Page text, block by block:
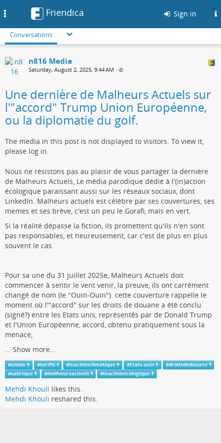
Friendica Sign in
Conversations
n816 Media
Saturday, August 2, 2025, 9:44 AM •
Une dernière de Malheurs Actuels sur
l'"accord" Trump Union Européenne,
ou la diplomatie du golf.
The media in this post is not displayed to visitors. To view it,
please log in.
Nous ne résistons pas au plaisir de vous partager la dernière
de Malheurs Actuels, Le média parodique dédié à l'(in)action
écologique paraissant aussi sur les réseaux sociaux, dont
LinkedIn. Malheurs actuels est célèbre par ses couvertures, ses
memes et ses brève, c'est un peu le Gorafi, mais en vert.
Si la réalité dépasse la fiction, ils promettent qu'ils n'en sont
pas responsables, et heureusement, car c'est de plus en plus
souvent le cas.
Pour sa une du 31 juillet 2025e, Malheurs Actuels doit
commencer à sentir le vent venir, la preuve, ils ont carrément
changé de nom (le "Ouin-Ouin"). cette couverture rappelle le
moment où l'"accord" sur les droits de douane a été conclu
(signé?) entre les Etats unis, représentés par de Donald Trump
et l'Union Européenne, accord, obtenu pratiquement sous la
menace,
... Show more...
#union #tariffs #inactionclimatique #Etats-unis #droitsdedouane
#satirique #malheursactuels #inactionecologique
Mehdi Khouli likes this.
Mehdi Khouli reshared this.